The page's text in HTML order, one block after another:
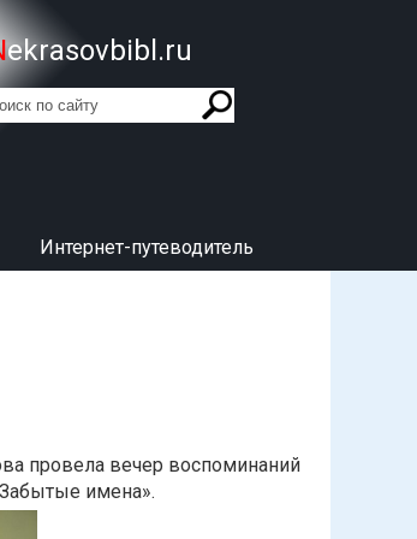
Nekrasovbibl.ru
поиска
Интернет-путеводитель
провела вечер воспоминаний
имена».